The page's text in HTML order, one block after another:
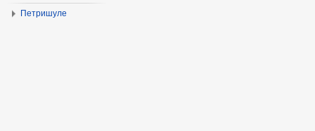
Петришуле